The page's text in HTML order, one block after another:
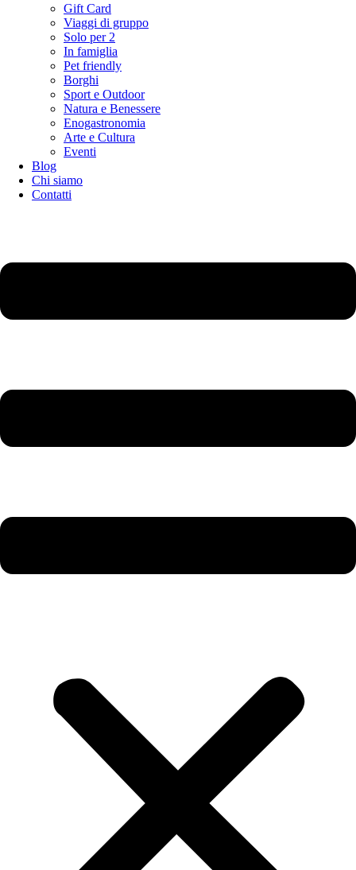
Gift Card
Viaggi di gruppo
Solo per 2
In famiglia
Pet friendly
Borghi
Sport e Outdoor
Natura e Benessere
Enogastronomia
Arte e Cultura
Eventi
Blog
Chi siamo
Contatti